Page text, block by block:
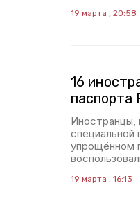
19 марта , 20:58
16
паспорта
Иностранцы,
специальной
упрощённом
19 марта , 16:13